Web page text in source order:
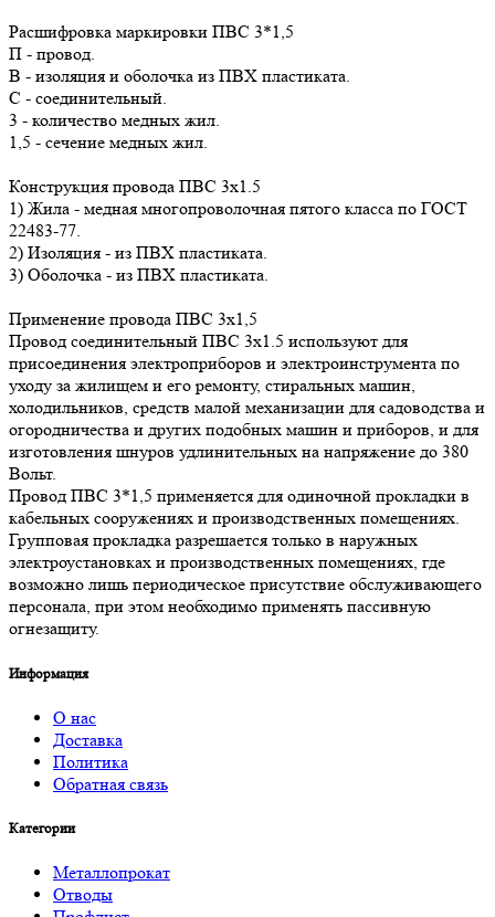
Расшифровка маркировки ПВС 3*1,5
П - провод.
В - изоляция и оболочка из ПВХ пластиката.
С - соединительный.
3 - количество медных жил.
1,5 - сечение медных жил.
Конструкция провода ПВС 3х1.5
1) Жила - медная многопроволочная пятого класса по ГОСТ
22483-77.
2) Изоляция - из ПВХ пластиката.
3) Оболочка - из ПВХ пластиката.
Применение провода ПВС 3х1,5
Провод соединительный ПВС 3х1.5 используют для
присоединения электроприборов и электроинструмента по
уходу за жилищем и его ремонту, стиральных машин,
холодильников, средств малой механизации для садоводства и
огородничества и других подобных машин и приборов, и для
изготовления шнуров удлинительных на напряжение до 380
Вольт.
Провод ПВС 3*1,5 применяется для одиночной прокладки в
кабельных сооружениях и производственных помещениях.
Групповая прокладка разрешается только в наружных
электроустановках и производственных помещениях, где
возможно лишь периодическое присутствие обслуживающего
персонала, при этом необходимо применять пассивную
огнезащиту.
Информация
О нас
Доставка
Политика
Обратная связь
Категории
Металлопрокат
Отводы